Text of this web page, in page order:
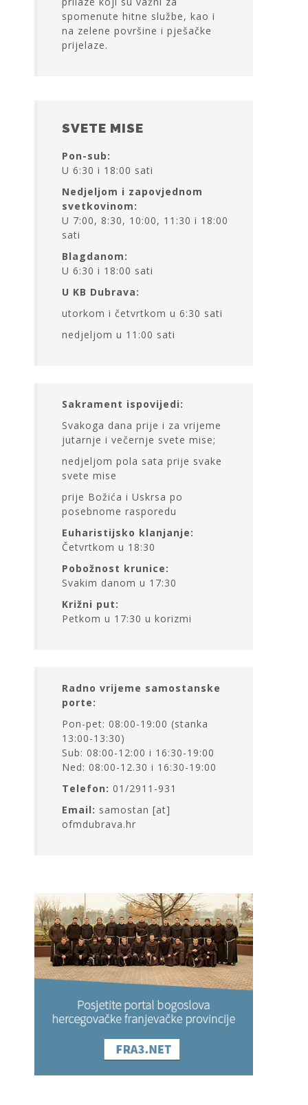
spomenute hitne službe, kao i
na zelene površine i pješačke
prijelaze.
SVETE MISE
Pon-sub:
U 6:30 i 18:00 sati
Nedjeljom i zapovjednom
svetkovinom:
U 7:00, 8:30, 10:00, 11:30 i 18:00
sati
Blagdanom:
U 6:30 i 18:00 sati
U KB Dubrava:
utorkom i četvrtkom u 6:30 sati
nedjeljom u 11:00 sati
Sakrament ispovijedi:
Svakoga dana prije i za vrijeme
jutarnje i večernje svete mise;
nedjeljom pola sata prije svake
svete mise
prije Božića i Uskrsa po
posebnome rasporedu
Euharistijsko klanjanje:
Četvrtkom u 18:30
Pobožnost krunice:
Svakim danom u 17:30
Križni put:
Petkom u 17:30 u korizmi
Radno vrijeme samostanske
porte:
Pon-pet: 08:00-19:00 (stanka
13:00-13:30)
Sub: 08:00-12:00 i 16:30-19:00
Ned: 08:00-12.30 i 16:30-19:00
Telefon: 01/2911-931
Email: samostan [at]
ofmdubrava.hr